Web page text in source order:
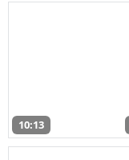
10:13